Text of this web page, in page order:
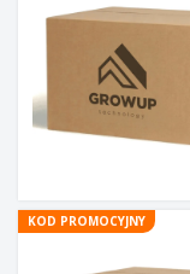
KOD PROMOCYJNY